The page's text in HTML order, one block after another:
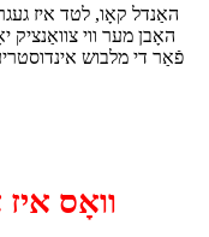
האָבן מער ווי צוואַנציק
פֿאַר די מלבוש
וואָס